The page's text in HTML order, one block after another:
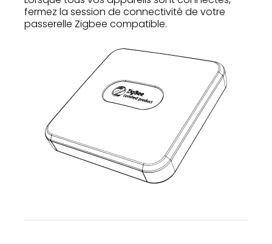
fermez la session de connectivité de votre
passerelle Zigbee compatible.